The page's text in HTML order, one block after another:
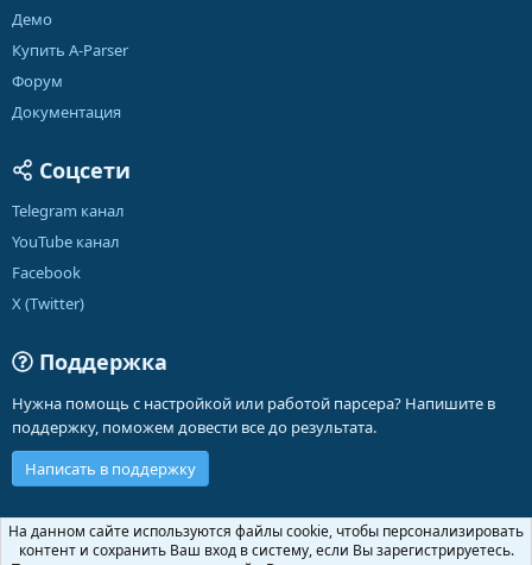
Демо
Купить A-Parser
Форум
Документация
Соцсети
Telegram канал
YouTube канал
Facebook
X (Twitter)
Поддержка
Нужна помощь с настройкой или работой парсера? Напишите в
поддержку, поможем довести все до результата.
Написать в поддержку
Russian (RU)
На данном сайте используются файлы cookie, чтобы персонализировать
контент и сохранить Ваш вход в систему, если Вы зарегистрируетесь.